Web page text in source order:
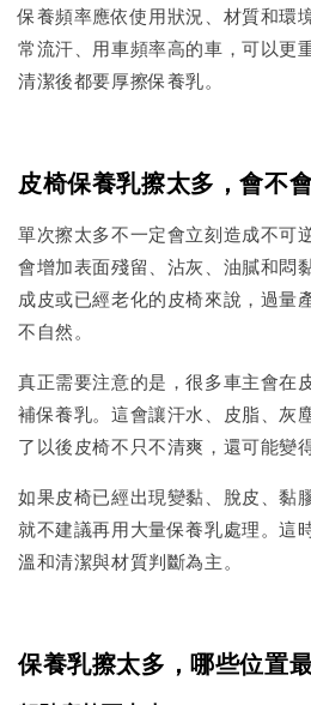
保養頻率應依使用狀況、材質和環
常流汗、用車頻率高的車，可以更
清潔後都要厚擦保養乳。
皮椅保養乳擦太多，會不
單次擦太多不一定會立刻造成不可
會增加表面殘留、沾灰、油膩和悶
成皮或已經老化的皮椅來說，過量
不自然。
真正需要注意的是，很多車主會在
補保養乳。這會讓汗水、皮脂、灰
了以後皮椅不只不清爽，還可能變
如果皮椅已經出現變黏、脫皮、黏
就不建議再用大量保養乳處理。這
溫和清潔與材質判斷為主。
保養乳擦太多，哪些位置